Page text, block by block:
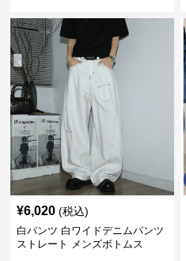
¥6,020 (税込)
白パンツ 白ワイドデニムパンツ
ストレート メンズボトムス